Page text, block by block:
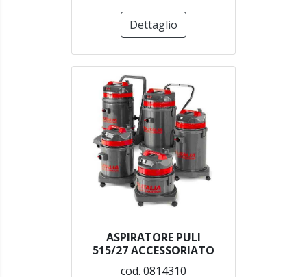
Dettaglio
ASPIRATORE PULI
515/27 ACCESSORIATO
cod. 0814310